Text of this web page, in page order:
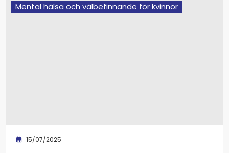
Mental hälsa och välbefinnande för kvinnor
15/07/2025